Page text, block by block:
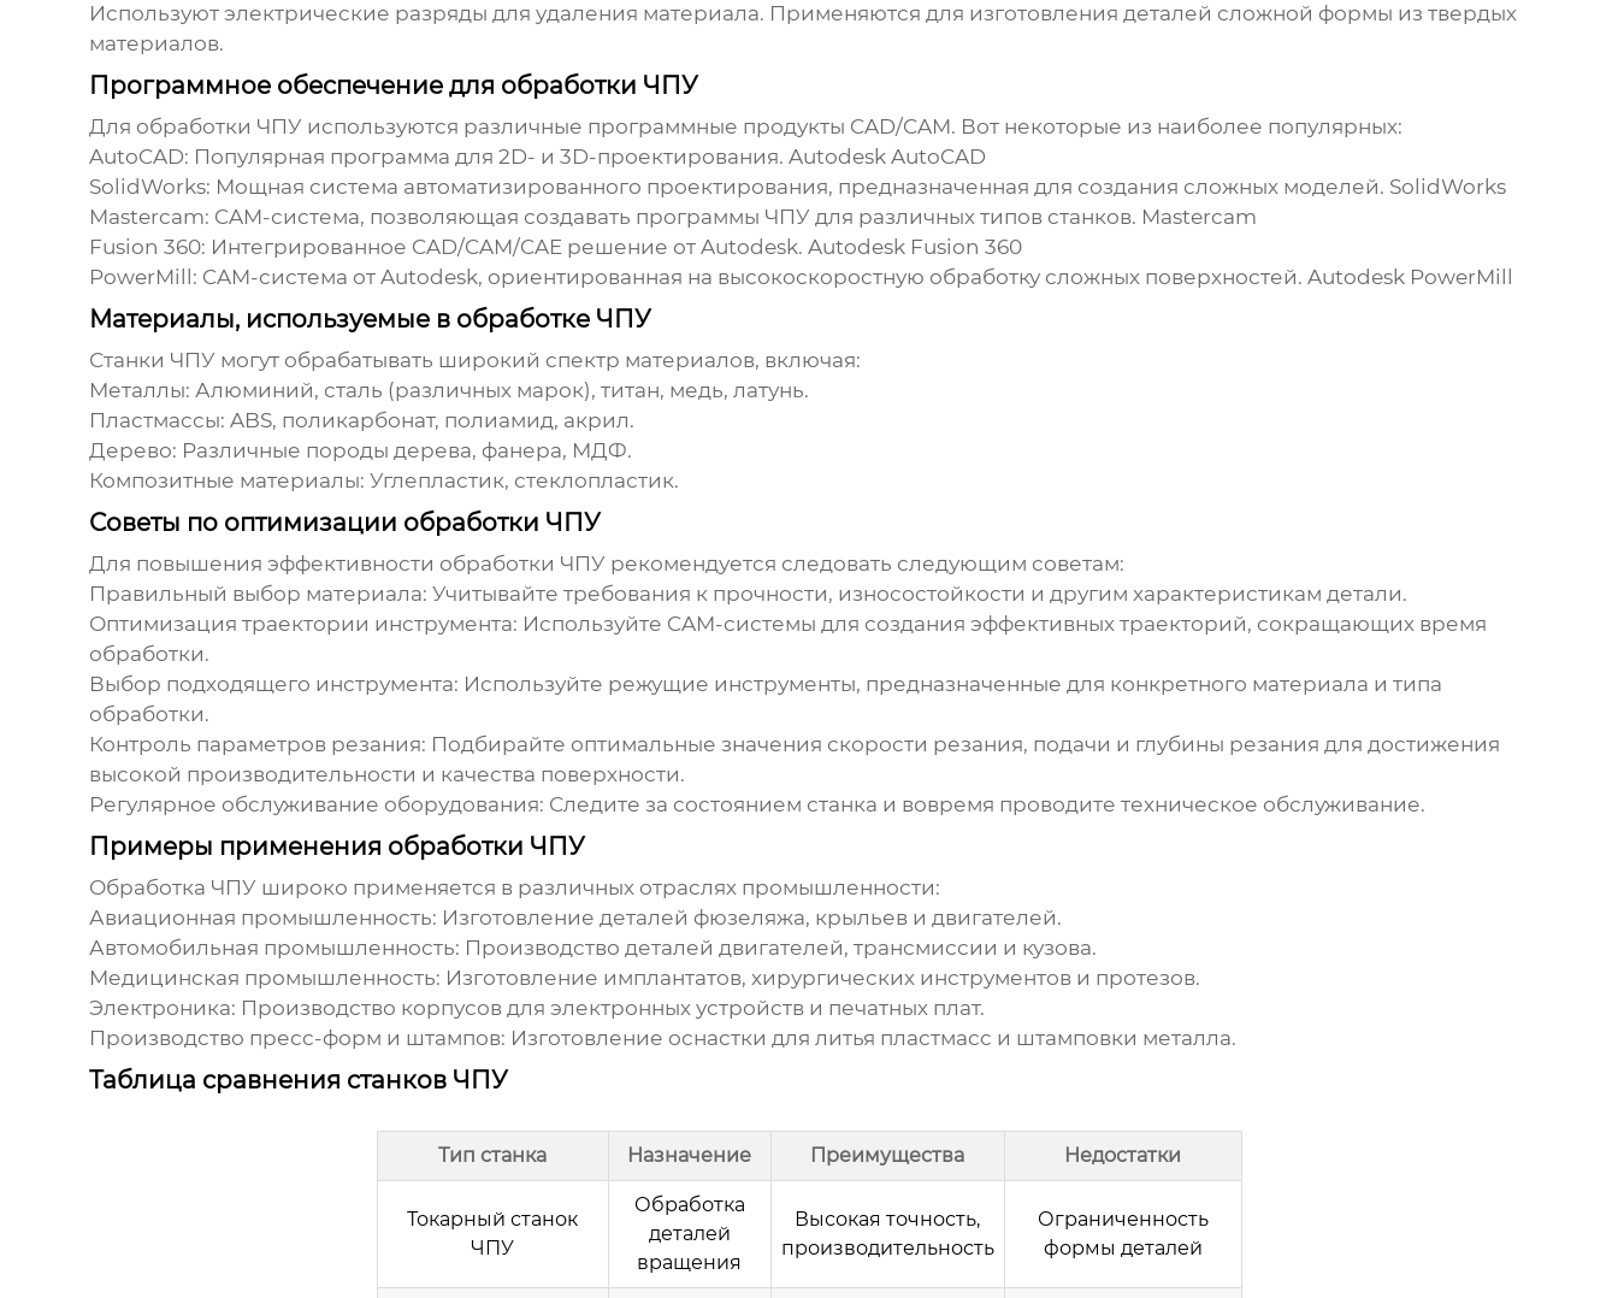
Используют электрические разряды для удаления материала. Применяются для изготовления деталей сложной формы из твердых
материалов.
Программное обеспечение для обработки ЧПУ
Для обработки ЧПУ используются различные программные продукты CAD/CAM. Вот некоторые из наиболее популярных:
AutoCAD: Популярная программа для 2D- и 3D-проектирования. Autodesk AutoCAD
SolidWorks: Мощная система автоматизированного проектирования, предназначенная для создания сложных моделей. SolidWorks
Mastercam: CAM-система, позволяющая создавать программы ЧПУ для различных типов станков. Mastercam
Fusion 360: Интегрированное CAD/CAM/CAE решение от Autodesk. Autodesk Fusion 360
PowerMill: CAM-система от Autodesk, ориентированная на высокоскоростную обработку сложных поверхностей. Autodesk PowerMill
Материалы, используемые в обработке ЧПУ
Станки ЧПУ могут обрабатывать широкий спектр материалов, включая:
Металлы: Алюминий, сталь (различных марок), титан, медь, латунь.
Пластмассы: ABS, поликарбонат, полиамид, акрил.
Дерево: Различные породы дерева, фанера, МДФ.
Композитные материалы: Углепластик, стеклопластик.
Советы по оптимизации обработки ЧПУ
Для повышения эффективности обработки ЧПУ рекомендуется следовать следующим советам:
Правильный выбор материала: Учитывайте требования к прочности, износостойкости и другим характеристикам детали.
Оптимизация траектории инструмента: Используйте CAM-системы для создания эффективных траекторий, сокращающих время
обработки.
Выбор подходящего инструмента: Используйте режущие инструменты, предназначенные для конкретного материала и типа
обработки.
Контроль параметров резания: Подбирайте оптимальные значения скорости резания, подачи и глубины резания для достижения
высокой производительности и качества поверхности.
Регулярное обслуживание оборудования: Следите за состоянием станка и вовремя проводите техническое обслуживание.
Примеры применения обработки ЧПУ
Обработка ЧПУ широко применяется в различных отраслях промышленности:
Авиационная промышленность: Изготовление деталей фюзеляжа, крыльев и двигателей.
Автомобильная промышленность: Производство деталей двигателей, трансмиссии и кузова.
Медицинская промышленность: Изготовление имплантатов, хирургических инструментов и протезов.
Электроника: Производство корпусов для электронных устройств и печатных плат.
Производство пресс-форм и штампов: Изготовление оснастки для литья пластмасс и штамповки металла.
Таблица сравнения станков ЧПУ
Тип станка Назначение Преимущества Недостатки
Токарный станок
ЧПУ
Обработка
деталей
вращения
Высокая точность,
производительность
Ограниченность
формы деталей